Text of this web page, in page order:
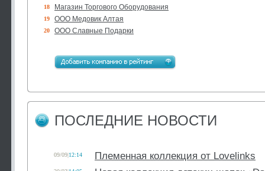
18 Магазин Торгового Оборудования
19 ООО Медовик Алтая
20 ООО Славные Подарки
ПОСЛЕДНИЕ НОВОСТИ
09/09|12:14 Племенная коллекция от Lovelinks